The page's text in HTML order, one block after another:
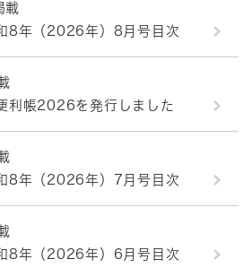
載
8年（2026年）8月号目次
利帳2026を発行しました
8年（2026年）7月号目次
8年（2026年）6月号目次